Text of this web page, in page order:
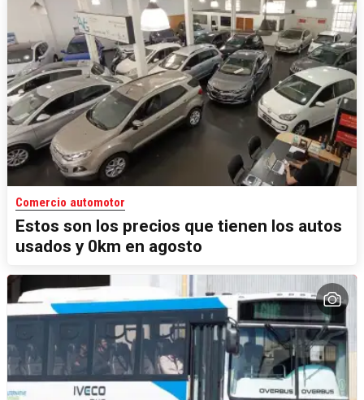
Comercio automotor
Estos son los precios que tienen los autos
usados y 0km en agosto